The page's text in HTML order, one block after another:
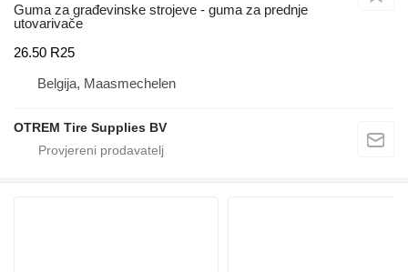
Guma za građevinske strojeve - guma za prednje
utovarivače
26.50 R25
Belgija, Maasmechelen
OTREM Tire Supplies BV